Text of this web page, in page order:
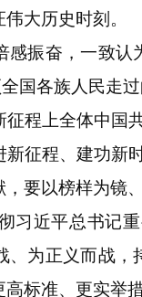
大历史时刻。
奋，一致认
国各族人民走
程上全体中国
征程、建功新
要以榜样为镜
近平总书记重
为正义而战
标准、更实举